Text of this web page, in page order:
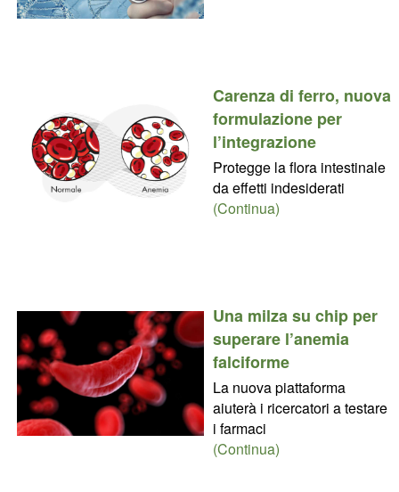
Carenza di ferro, nuova
formulazione per
l’integrazione
Protegge la flora intestinale
da effetti indesiderati
(Continua)
Una milza su chip per
superare l’anemia
falciforme
La nuova piattaforma
aiuterà i ricercatori a testare
i farmaci
(Continua)